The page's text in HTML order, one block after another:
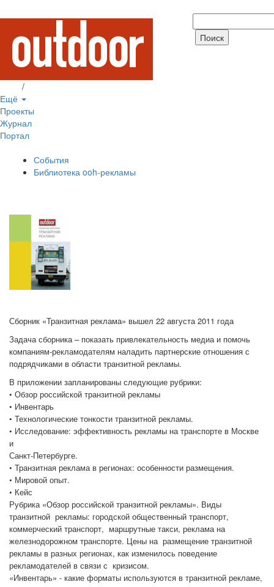
/
Ещё
Проекты
Журнал
Портал
События
Библиотека ooh-рекламы
Сборник «Транзитная реклама» вышел 22 августа 2011 года
Задача сборника – показать привлекательность медиа и помочь
компаниям-рекламодателям наладить партнерские отношения с
подрядчиками в области транзитной рекламы.
В приложении запланированы следующие рубрики:
• Обзор российской транзитной рекламы
• Инвентарь
• Технологические тонкости транзитной рекламы.
• Исследование: эффективность рекламы на транспорте в Москве
и
Санкт-Петербурге.
• Транзитная реклама в регионах: особенности размещения.
• Мировой опыт.
• Кейс
Рубрика «Обзор российской транзитной рекламы». Виды
транзитной рекламы: городской общественный транспорт,
коммерческий транспорт, маршрутные такси, реклама на
железнодорожном транспорте. Цены на размещение транзитной
рекламы в разных регионах, как изменилось поведение
рекламодателей в связи с кризисом.
«Инвентарь» - какие форматы используются в транзитной рекламе,